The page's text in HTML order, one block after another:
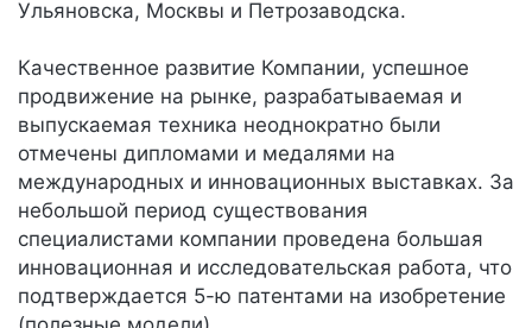
Ульяновска, Москвы и Петрозаводска.
Качественное развитие Компании, успешное
продвижение на рынке, разрабатываемая и
выпускаемая техника неоднократно были
отмечены дипломами и медалями на
международных и инновационных выставках. За
небольшой период существования
специалистами компании проведена большая
инновационная и исследовательская работа, что
подтверждается 5-ю патентами на изобретение